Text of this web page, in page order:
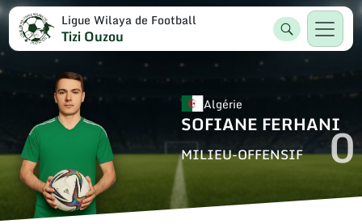
Ligue Wilaya de Football
Tizi Ouzou
Algérie
SOFIANE FERHANI
MILIEU-OFFENSIF 0